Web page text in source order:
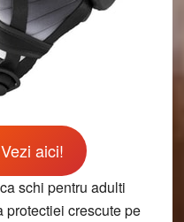
aici!
schi pentru adulti
protectiei crescute pe